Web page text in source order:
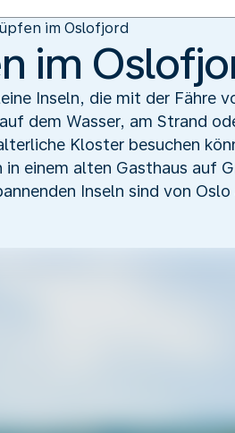
im Oslofjord
im
Inseln, die mit der Fähre
dem Wasser, am Strand
Kloster besuchen
einem alten Gasthaus auf
Inseln sind von